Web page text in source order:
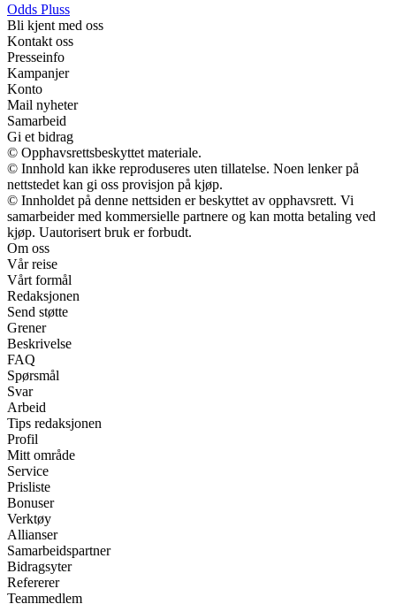
Odds Pluss
Bli kjent med oss
Kontakt oss
Presseinfo
Kampanjer
Konto
Mail nyheter
Samarbeid
Gi et bidrag
© Opphavsrettsbeskyttet materiale.
© Innhold kan ikke reproduseres uten tillatelse. Noen lenker på
nettstedet kan gi oss provisjon på kjøp.
© Innholdet på denne nettsiden er beskyttet av opphavsrett. Vi
samarbeider med kommersielle partnere og kan motta betaling ved
kjøp. Uautorisert bruk er forbudt.
Om oss
Vår reise
Vårt formål
Redaksjonen
Send støtte
Grener
Beskrivelse
FAQ
Spørsmål
Svar
Arbeid
Tips redaksjonen
Profil
Mitt område
Service
Prisliste
Bonuser
Verktøy
Allianser
Samarbeidspartner
Bidragsyter
Refererer
Teammedlem